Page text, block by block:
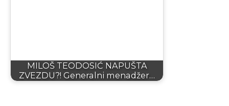
MILOŠ TEODOSIĆ NAPUŠTA
ZVEZDU?! Generalni menadžer…